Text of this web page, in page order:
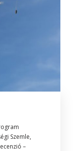
Szemle,
–